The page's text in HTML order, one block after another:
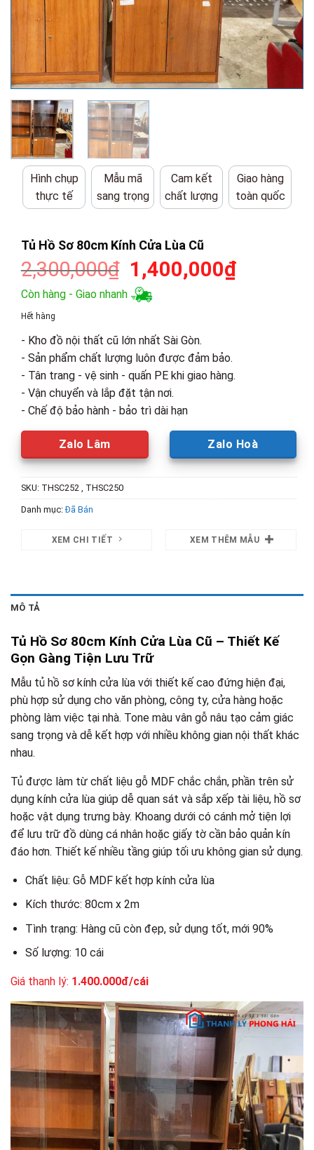
Hình chụp
thực tế
Mẫu mã
sang trọng
Cam kết
chất lượng
Giao hàng
toàn quốc
Tủ Hồ Sơ 80cm Kính Cửa Lùa Cũ
2,300,000₫ Giá
gốc
là:
1,400,000₫Giá
Còn hàng - Giao nhanh
Hết hàng
- Kho đồ nội thất cũ lớn nhất Sài Gòn.
- Sản phẩm chất lượng luôn được đảm bảo.
- Tân trang - vệ sinh - quấn PE khi giao hàng.
- Vận chuyển và lắp đặt tận nơi.
- Chế độ bảo hành - bảo trì dài hạn
Zalo Lâm Zalo Hoà
SKU: THSC252 , THSC250
Danh mục:Đã Bán
XEM CHI TIẾT XEM THÊM MẪU
MÔ TẢ
Tủ Hồ Sơ 80cm Kính Cửa Lùa Cũ – Thiết Kế
Gọn Gàng Tiện Lưu Trữ
Mẫu tủ hồ sơ kính cửa lùa với thiết kế cao đứng hiện đại,
phù hợp sử dụng cho văn phòng, công ty, cửa hàng hoặc
phòng làm việc tại nhà. Tone màu vân gỗ nâu tạo cảm giác
sang trọng và dễ kết hợp với nhiều không gian nội thất khác
nhau.
Tủ được làm từ chất liệu gỗ MDF chắc chắn, phần trên sử
dụng kính cửa lùa giúp dễ quan sát và sắp xếp tài liệu, hồ sơ
hoặc vật dụng trưng bày. Khoang dưới có cánh mở tiện lợi
để lưu trữ đồ dùng cá nhân hoặc giấy tờ cần bảo quản kín
đáo hơn. Thiết kế nhiều tầng giúp tối ưu không gian sử dụng.
Chất liệu: Gỗ MDF kết hợp kính cửa lùa
Kích thước: 80cm x 2m
Tình trạng: Hàng cũ còn đẹp, sử dụng tốt, mới 90%
Số lượng: 10 cái
Giá thanh lý: 1.400.000đ/cái